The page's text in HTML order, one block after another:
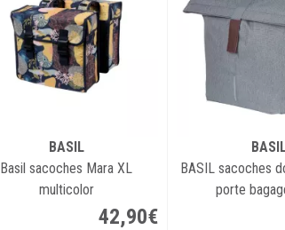
BASIL
Basil sacoches Mara XL
multicolor
42,90€
BASIL sacoches
porte